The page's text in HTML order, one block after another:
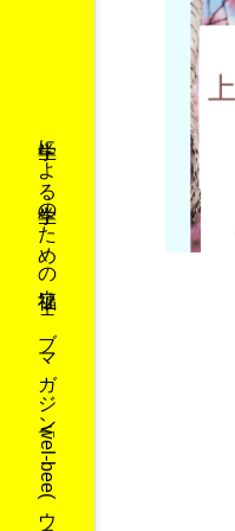
学生による学生のための福祉ウェブマガジン「wel-bee(ウェルビー)」です！